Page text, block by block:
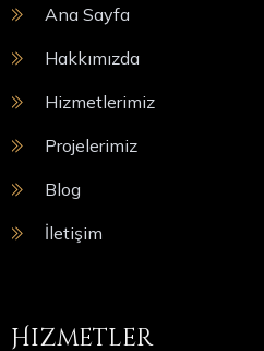
Ana Sayfa
Hakkımızda
Hizmetlerimiz
Projelerimiz
Blog
İletişim
Hizmetler